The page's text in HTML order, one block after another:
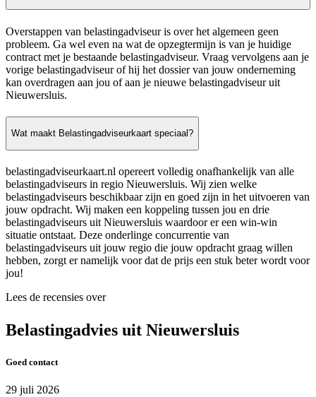
Overstappen van belastingadviseur is over het algemeen geen
probleem. Ga wel even na wat de opzegtermijn is van je huidige
contract met je bestaande belastingadviseur. Vraag vervolgens aan je
vorige belastingadviseur of hij het dossier van jouw onderneming
kan overdragen aan jou of aan je nieuwe belastingadviseur uit
Nieuwersluis.
Wat maakt Belastingadviseurkaart speciaal?
belastingadviseurkaart.nl opereert volledig onafhankelijk van alle
belastingadviseurs in regio Nieuwersluis. Wij zien welke
belastingadviseurs beschikbaar zijn en goed zijn in het uitvoeren van
jouw opdracht. Wij maken een koppeling tussen jou en drie
belastingadviseurs uit Nieuwersluis waardoor er een win-win
situatie ontstaat. Deze onderlinge concurrentie van
belastingadviseurs uit jouw regio die jouw opdracht graag willen
hebben, zorgt er namelijk voor dat de prijs een stuk beter wordt voor
jou!
Lees de recensies over
Belastingadvies uit Nieuwersluis
Goed contact
29 juli 2026